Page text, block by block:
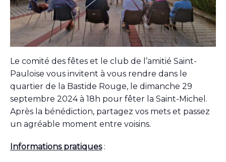
Le comité des fêtes et le club de l’amitié Saint-
Pauloise vous invitent à vous rendre dans le
quartier de la Bastide Rouge, le dimanche 29
septembre 2024 à 18h pour fêter la Saint-Michel.
Après la bénédiction, partagez vos mets et passez
un agréable moment entre voisins.
Informations pratiques: